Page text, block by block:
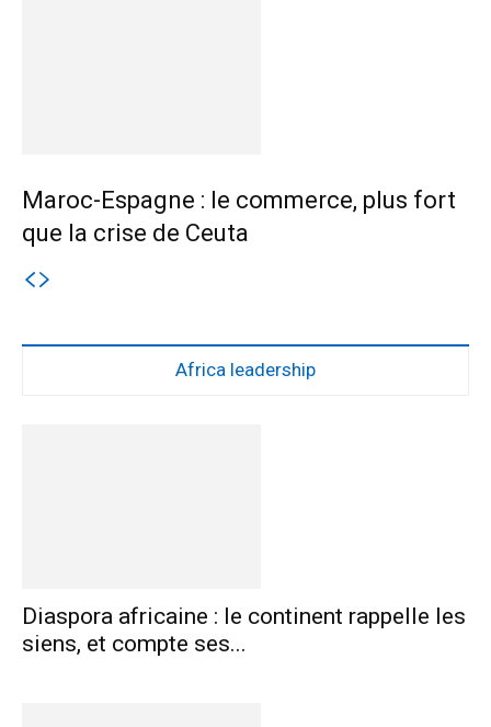
Maroc-Espagne : le commerce, plus fort
que la crise de Ceuta
Africa leadership
Diaspora africaine : le continent rappelle les
siens, et compte ses...